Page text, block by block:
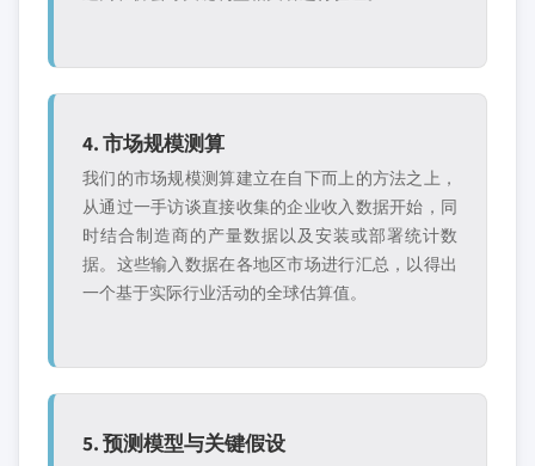
4. 市场规模测算
我们的市场规模测算建立在自下而上的方法之上，
从通过一手访谈直接收集的企业收入数据开始，同
时结合制造商的产量数据以及安装或部署统计数
据。这些输入数据在各地区市场进行汇总，以得出
一个基于实际行业活动的全球估算值。
5. 预测模型与关键假设